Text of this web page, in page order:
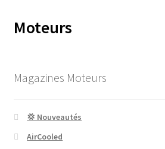
Moteurs
Magazines Moteurs
💢 Nouveautés
AirCooled